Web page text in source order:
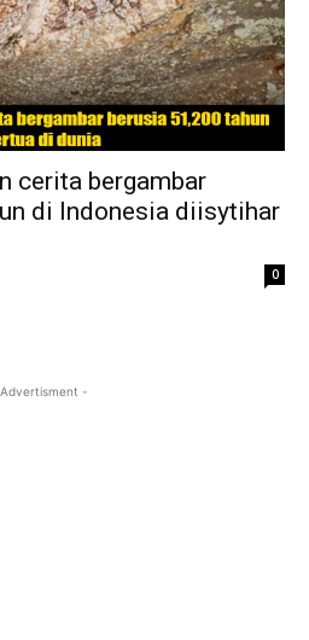
cerita bergambar
di Indonesia diisytihar
0
-